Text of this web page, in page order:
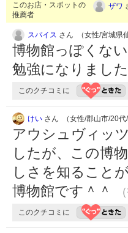
このお店・スポットの
推薦者
ザワ
スパイス さん （女性/宮城県
博物館っぽくな
勉強になりました
このクチコミに
けい さん （女性/郡山市/20代/
アウシュヴィッ
したが、この博
しさを知ること
博物館です＾＾
このクチコミに